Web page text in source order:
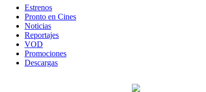
Estrenos
Pronto en Cines
Noticias
Reportajes
VOD
Promociones
Descargas